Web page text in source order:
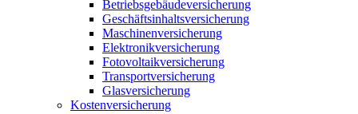
Betriebsgebäudeversicherung
Geschäftsinhaltsversicherung
Maschinenversicherung
Elektronikversicherung
Fotovoltaikversicherung
Transportversicherung
Glasversicherung
Kostenversicherung